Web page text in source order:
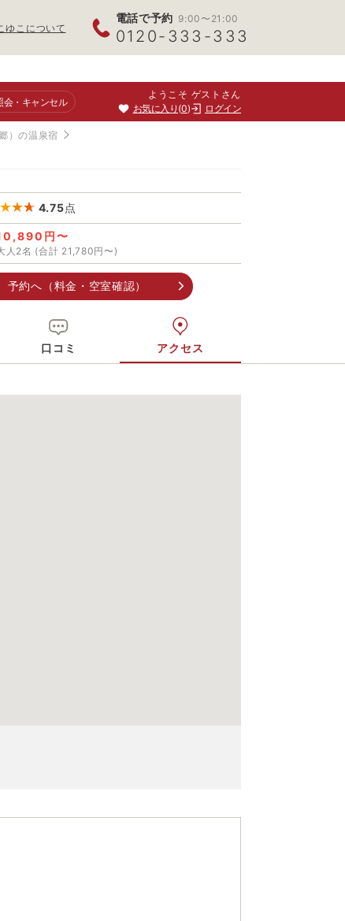
ゆこについて
電話で予約 9:00〜21:00
0120-333-333
会・キャンセル
ようこそ ゲストさん
お気に入り 0 ログイン
）の温泉宿
4.75点
円〜
人2名 (合計 21,780円〜)
予約へ（料金・空室確認）
口コミ アクセス